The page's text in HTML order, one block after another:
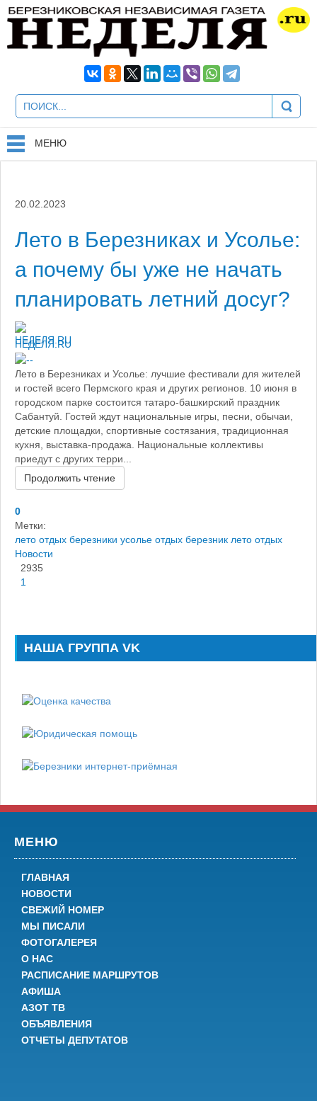
МЕНЮ
20.02.2023
Лето в Березниках и Усолье:
а почему бы уже не начать
планировать летний досуг?
НЕДЕЛЯ.RU
Лето в Березниках и Усолье: лучшие фестивали для жителей
и гостей всего Пермского края и других регионов. 10 июня в
городском парке состоится татаро-башкирский праздник
Сабантуй. Гостей ждут национальные игры, песни, обычаи,
детские площадки, спортивные состязания, традиционная
кухня, выставка-продажа. Национальные коллективы
приедут с других терри...
Продолжить чтение
0
Метки:
лето отдых березники усолье отдых березник лето отдых
Новости
2935
1
НАША ГРУППА VK
МЕНЮ
ГЛАВНАЯ
НОВОСТИ
СВЕЖИЙ НОМЕР
МЫ ПИСАЛИ
ФОТОГАЛЕРЕЯ
О НАС
РАСПИСАНИЕ МАРШРУТОВ
АФИША
АЗОТ ТВ
ОБЪЯВЛЕНИЯ
ОТЧЕТЫ ДЕПУТАТОВ